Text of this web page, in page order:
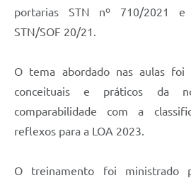
portarias STN nº 710/2021
STN/SOF 20/21.
O tema abordado nas aulas foi
conceituais e práticos da
comparabilidade com a
reflexos para a LOA 2023.
O treinamento foi ministrado